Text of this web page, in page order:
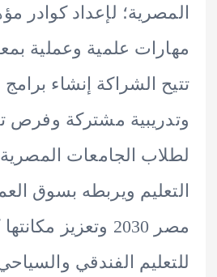
لإعداد كوادر مؤهلة
علمية وعملية بمعايير
الشراكة إنشاء برامج
مشتركة وفرص تدريب
الجامعات المصرية، بما
ويربطه بسوق العمل،
مصر 2030 وتعزيز مكانتها
الفندقي والسياحي في